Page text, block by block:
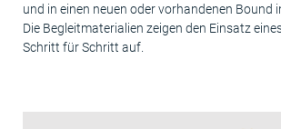
und in einen neuen oder vorhandenen Bound
Die Begleitmaterialien zeigen den Einsatz
Schritt für Schritt auf.